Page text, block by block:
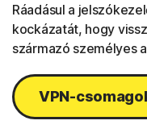
Ráadásul a
kockázatát, hogy
származó személyes
VPN-